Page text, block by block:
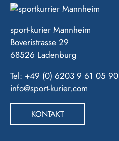
sport-kurier Mannheim
Boveristrasse 29
68526 Ladenburg
Tel: +49 (0) 6203 9 61 05 90
info@sport-kurier.com
KONTAKT